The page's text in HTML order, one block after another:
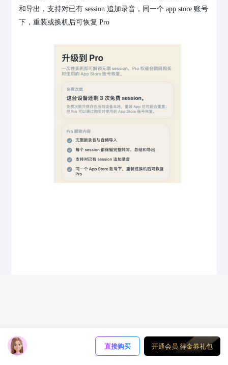
和导出，支持对已有 session 追加录音，同一个 app store 账号
下，重装或换机后可恢复 Pro
直接购买 开通会员 得金券礼包